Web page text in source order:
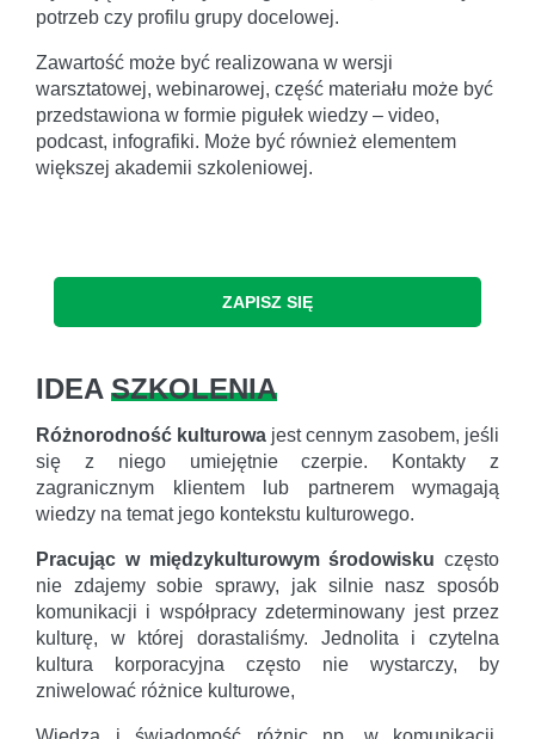
potrzeb czy profilu grupy docelowej.
Zawartość może być realizowana w wersji
warsztatowej, webinarowej, część materiału może być
przedstawiona w formie pigułek wiedzy – video,
podcast, infografiki. Może być również elementem
większej akademii szkoleniowej.
ZAPISZ SIĘ
IDEA SZKOLENIA
Różnorodność kulturowa jest cennym zasobem, jeśli
się z niego umiejętnie czerpie. Kontakty z
zagranicznym klientem lub partnerem wymagają
wiedzy na temat jego kontekstu kulturowego.
Pracując w międzykulturowym środowisku często
nie zdajemy sobie sprawy, jak silnie nasz sposób
komunikacji i współpracy zdeterminowany jest przez
kulturę, w której dorastaliśmy. Jednolita i czytelna
kultura korporacyjna często nie wystarczy, by
zniwelować różnice kulturowe,